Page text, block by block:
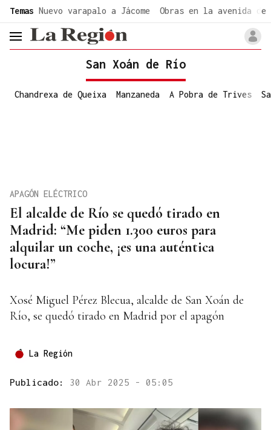
Temas Nuevo varapalo a Jácome Obras en la avenida de
header.menu.open
San Xoán de Río
Chandrexa de Queixa Manzaneda A Pobra de Trives
El alcalde de Río se quedó tirado en
Madrid: “Me piden 1.300 euros para
alquilar un coche, ¡es una auténtica
locura!”
APAGÓN ELÉCTRICO
Xosé Miguel Pérez Blecua, alcalde de San Xoán de
Río, se quedó tirado en Madrid por el apagón
La Región
Publicado: 30 Abr 2025 - 05:05